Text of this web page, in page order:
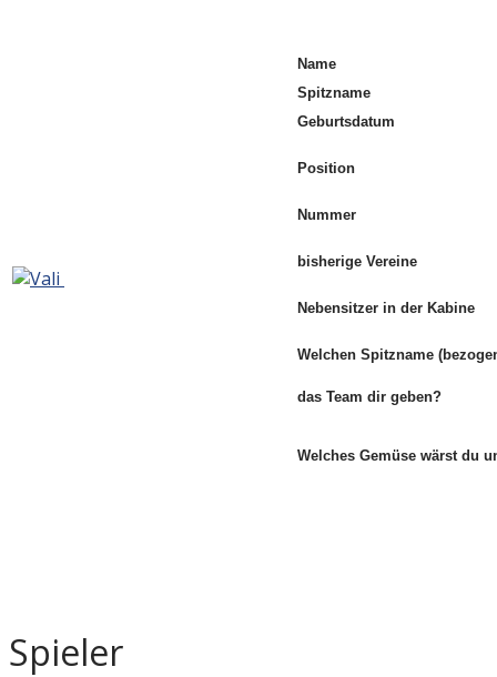
Name
Spitzname
Geburtsdatum
Position
Nummer
bisherige Vereine
Nebensitzer in der Kabine
Welchen Spitzname
das Team dir geben?
Welches Gemüse wärst du
Spieler